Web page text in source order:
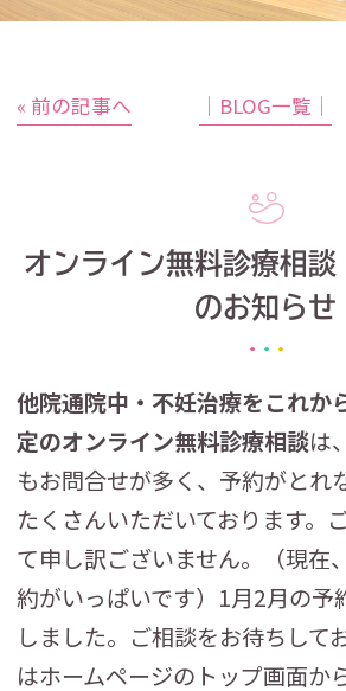
« 前の記事へ │BLOG一覧│
オンライン無料診療相
のお知らせ
他院通院中・不妊治療をこれか
定のオンライン無料診療相談は
もお問合せが多く、予約がとれ
たくさんいただいております。
て申し訳ございません。（現在
約がいっぱいです）1月2月の予
しました。ご相談をお待ちして
はホームページのトップ画面か